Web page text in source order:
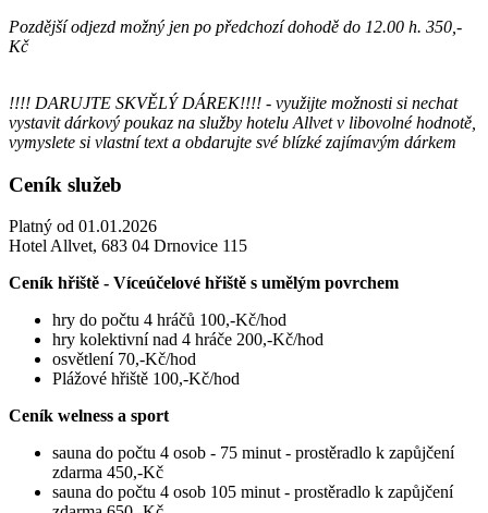
Pozdější odjezd možný jen po předchozí dohodě do 12.00 h. 350,-
Kč
!!!! DARUJTE SKVĚLÝ DÁREK!!!! - využijte možnosti si nechat
vystavit dárkový poukaz na služby hotelu Allvet v libovolné hodnotě,
vymyslete si vlastní text a obdarujte své blízké zajímavým dárkem
Ceník služeb
Platný od 01.01.2026
Hotel Allvet, 683 04 Drnovice 115
Ceník hřiště - Víceúčelové hřiště s umělým povrchem
hry do počtu 4 hráčů 100,-Kč/hod
hry kolektivní nad 4 hráče 200,-Kč/hod
osvětlení 70,-Kč/hod
Plážové hřiště 100,-Kč/hod
Ceník welness a sport
sauna do počtu 4 osob - 75 minut - prostěradlo k zapůjčení
zdarma 450,-Kč
sauna do počtu 4 osob 105 minut - prostěradlo k zapůjčení